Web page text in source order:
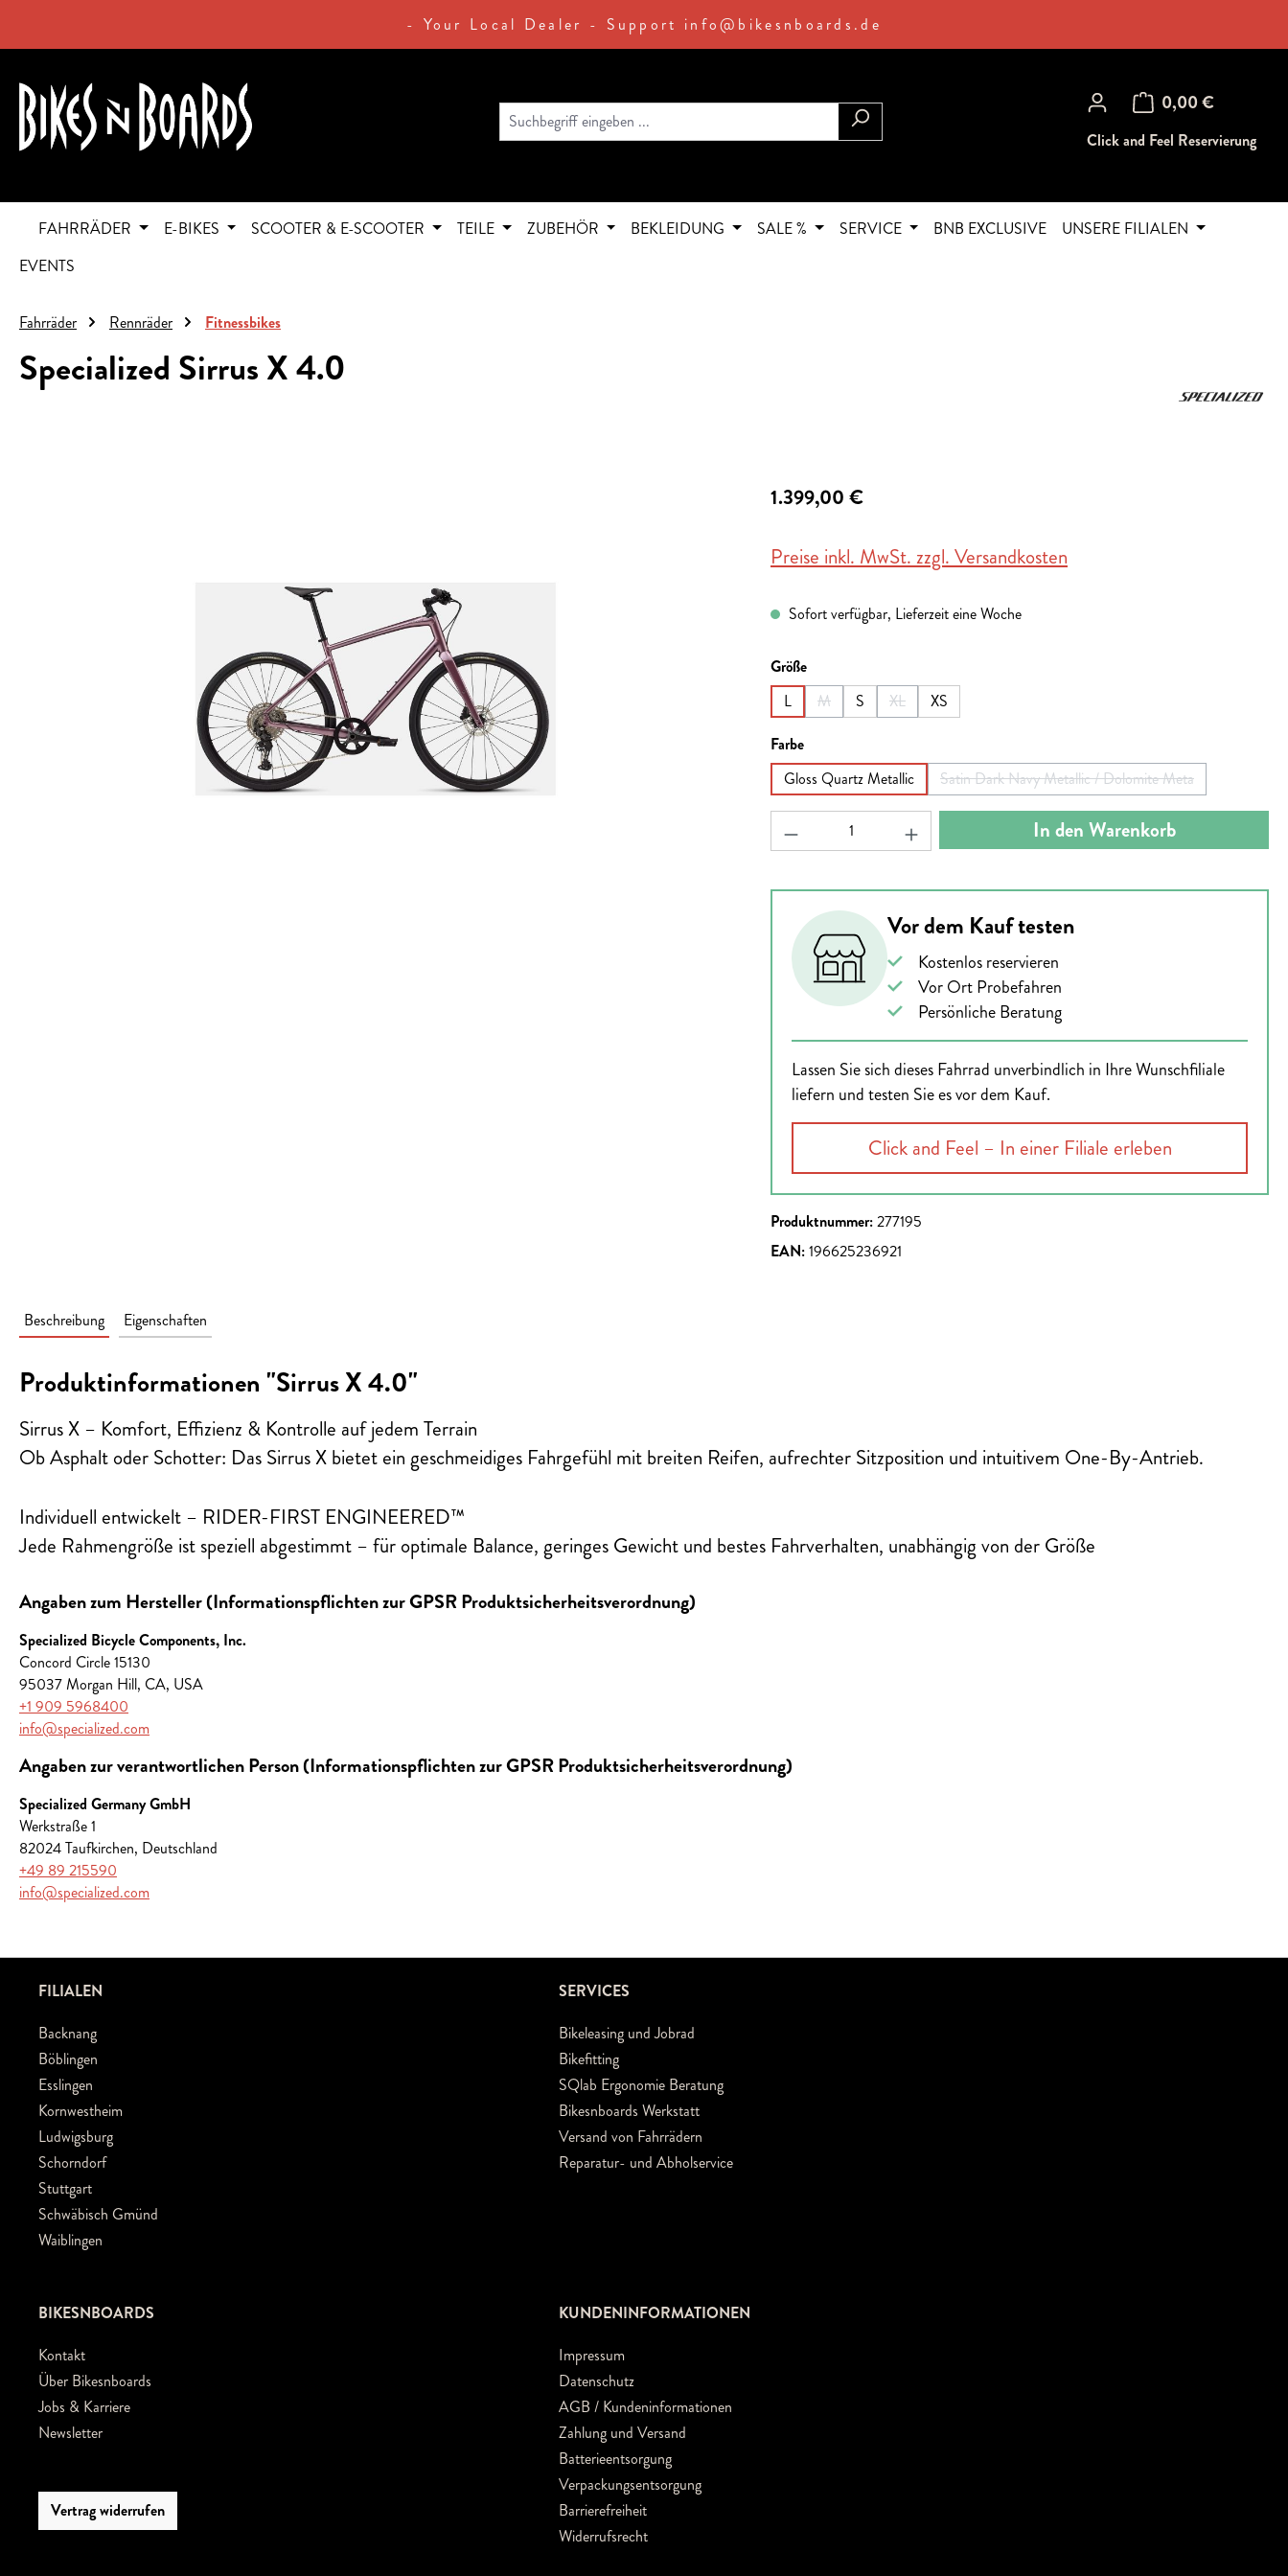
- Your Local Dealer - Support info@bikesnboards.de
0,00 €
Warenkorb enthält 0
Click and Feel Reservierung
FAHRRÄDER E-BIKES SCOOTER & E-SCOOTER TEILE ZUBEHÖR BEKLEIDUNG SALE % SERVICE BNB EXCLUSIVE
UNSERE FILIALEN
EVENTS
Fahrräder Rennräder Fitnessbikes
Specialized Sirrus X 4.0
1.399,00 €
Preise inkl. MwSt. zzgl. Versandkosten
Sofort verfügbar, Lieferzeit eine Woche
Größeauswählen
L
M
(Diese Option ist zurzeit nicht verfügbar.)
S XL
(Diese Option ist zurzeit nicht verfügbar.)
XS
Farbeauswählen
Gloss Quartz Metallic
Satin Dark Navy Metallic / Dolomite Meta
(Diese Option ist zurzeit nicht verfügbar.)
Produkt Anzahl: Gib den gewünschten Wert ein oder
In den Warenkorb
Vor dem Kauf testen
Kostenlos reservieren
Vor Ort Probefahren
Persönliche Beratung
Lassen Sie sich dieses Fahrrad unverbindlich in Ihre Wunschfiliale
liefern und testen Sie es vor dem Kauf.
Click and Feel – In einer Filiale erleben
Produktnummer:277195
EAN:196625236921
Beschreibung Eigenschaften
Produktinformationen "Sirrus X 4.0"
Sirrus X – Komfort, Effizienz & Kontrolle auf jedem Terrain
Ob Asphalt oder Schotter: Das Sirrus X bietet ein geschmeidiges Fahrgefühl mit breiten Reifen, aufrechter Sitzposition und intuitivem One-By-Antrieb.
Individuell entwickelt – RIDER-FIRST ENGINEERED™
Jede Rahmengröße ist speziell abgestimmt – für optimale Balance, geringes Gewicht und bestes Fahrverhalten, unabhängig von der Größe
Angaben zum Hersteller (Informationspflichten zur GPSR Produktsicherheitsverordnung)
Specialized Bicycle Components, Inc.
Concord Circle 15130
95037 Morgan Hill, CA, USA
+1 909 5968400
info@specialized.com
Angaben zur verantwortlichen Person (Informationspflichten zur GPSR Produktsicherheitsverordnung)
Specialized Germany GmbH
Werkstraße 1
82024 Taufkirchen, Deutschland
+49 89 215590
info@specialized.com
FILIALEN
Backnang
Böblingen
Esslingen
Kornwestheim
Ludwigsburg
Schorndorf
Stuttgart
Schwäbisch Gmünd
Waiblingen
SERVICES
Bikeleasing und Jobrad
Bikefitting
SQlab Ergonomie Beratung
Bikesnboards Werkstatt
Versand von Fahrrädern
Reparatur- und Abholservice
BIKESNBOARDS
Kontakt
Über Bikesnboards
Jobs & Karriere
Newsletter
Vertrag widerrufen
KUNDENINFORMATIONEN
Impressum
Datenschutz
AGB / Kundeninformationen
Zahlung und Versand
Batterieentsorgung
Verpackungsentsorgung
Barrierefreiheit
Widerrufsrecht